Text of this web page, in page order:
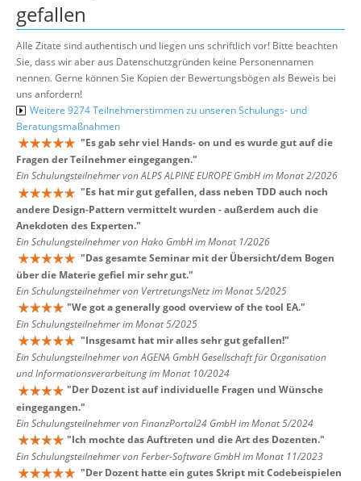
gefallen
Alle Zitate sind authentisch und liegen uns schriftlich vor! Bitte beachten
Sie, dass wir aber aus Datenschutzgründen keine Personennamen
nennen. Gerne können Sie Kopien der Bewertungsbögen als Beweis bei
uns anfordern!
Weitere 9274 Teilnehmerstimmen zu unseren Schulungs- und
Beratungsmaßnahmen
"Es gab sehr viel Hands- on und es wurde gut auf die
Fragen der Teilnehmer eingegangen."
Ein Schulungsteilnehmer von ALPS ALPINE EUROPE GmbH im Monat 2/2026
"Es hat mir gut gefallen, dass neben TDD auch noch
andere Design-Pattern vermittelt wurden - außerdem auch die
Anekdoten des Experten."
Ein Schulungsteilnehmer von Hako GmbH im Monat 1/2026
"Das gesamte Seminar mit der Übersicht/dem Bogen
über die Materie gefiel mir sehr gut."
Ein Schulungsteilnehmer von VertretungsNetz im Monat 5/2025
"We got a generally good overview of the tool EA."
Ein Schulungsteilnehmer im Monat 5/2025
"Insgesamt hat mir alles sehr gut gefallen!"
Ein Schulungsteilnehmer von AGENA GmbH Gesellschaft für Organisation
und Informationsverarbeitung im Monat 10/2024
"Der Dozent ist auf individuelle Fragen und Wünsche
eingegangen."
Ein Schulungsteilnehmer von FinanzPortal24 GmbH im Monat 5/2024
"Ich mochte das Auftreten und die Art des Dozenten."
Ein Schulungsteilnehmer von Ferber-Software GmbH im Monat 11/2023
"Der Dozent hatte ein gutes Skript mit Codebeispielen